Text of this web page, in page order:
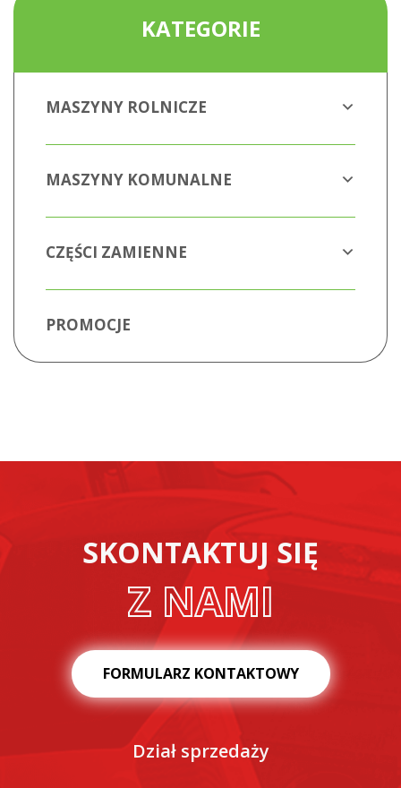
KATEGORIE
MASZYNY ROLNICZE
MASZYNY KOMUNALNE
CZĘŚCI ZAMIENNE
PROMOCJE
SKONTAKTUJ SIĘ
Z NAMI
FORMULARZ KONTAKTOWY
Dział sprzedaży